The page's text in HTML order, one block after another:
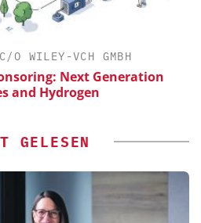
C/O WILEY-VCH GMBH
Next Generation
and Hydrogen
GELESEN